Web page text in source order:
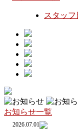
スタッ
お知らせ一覧
2026.07.01